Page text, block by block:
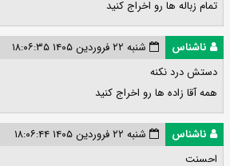
تمام زباله ها رو اخراج کنید
ناشناس
شنبه ۲۲ فروردین ۱۴۰۵ ۱۸:۰۶:۳۵
دستش درد نکنه
همه آقا زاده ها رو اخراج کنید
ناشناس
شنبه ۲۲ فروردین ۱۴۰۵ ۱۸:۰۶:۴۴
احسنت